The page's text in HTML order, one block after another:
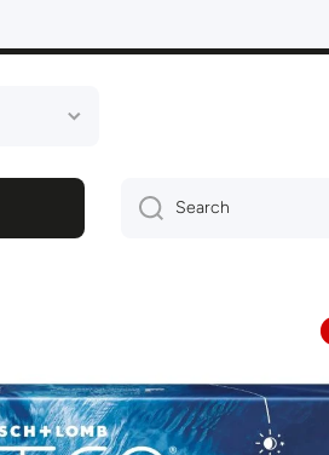
Search